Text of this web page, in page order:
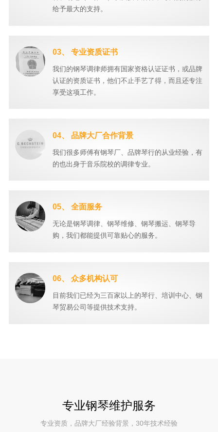
给予最大的支持。
03、 专业资质证书
我们的钢琴调律师拥有国家资格认证证书，或品牌
认证的资质证书，他们不止手艺了得，而且还专注
享受这项工作。
04、 品牌大厂合作背景
我们很多师傅有钢琴厂、品牌琴行的从业经验，有
的也出身于音乐院校的调律专业。
05、 全面服务
无论是钢琴调律、钢琴维修、钢琴搬运、钢琴导
购，我们都能提供可靠贴心的服务。
06、 众多机构认可
目前我们已经为三百家以上的琴行、培训中心、钢
琴贸易公司等提供技术支持。
专业钢琴维护服务
专业资质，品牌大厂经验背景，30年技术经验